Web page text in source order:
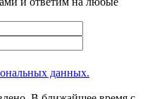
данных.